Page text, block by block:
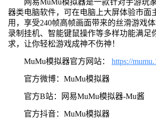
网易MuMu模拟器是一款针对手游玩
器类电脑软件，可在电脑上大屏体验市面
用，享受240帧高帧画面带来的丝滑游戏
录制挂机、智能键鼠操作等多样功能满足
求，让你轻松游戏成神不伤神！
MuMu模拟器官方网站： https://
官方微博：MuMu模拟器
官方B站：网易MuMu模拟器-Mu酱
官方抖音：MuMu模拟器